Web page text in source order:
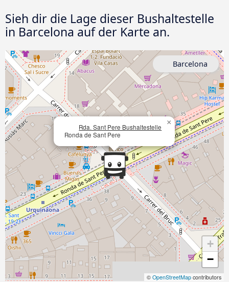
Sieh dir die Lage dieser Bushaltestelle
in Barcelona auf der Karte an.
Rda. Sant Pere Bushaltestelle
Ronda de Sant Pere
×
+
−
© OpenStreetMap contributors
Barcelona